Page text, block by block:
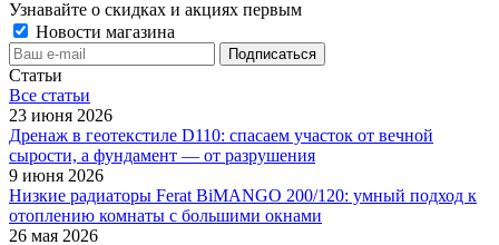
Узнавайте о скидках и акциях первым
Новости магазина
Статьи
Все cтатьи
23 июня 2026
Дренаж в геотекстиле D110: спасаем участок от вечной
сырости, а фундамент — от разрушения
9 июня 2026
Низкие радиаторы Ferat BiMANGO 200/120: умный подход к
отоплению комнаты с большими окнами
26 мая 2026